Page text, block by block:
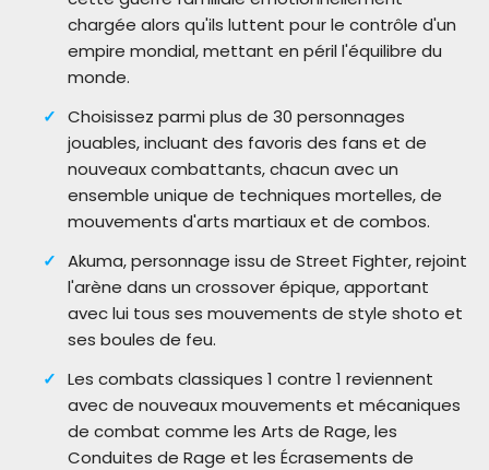
chargée alors qu'ils luttent pour le contrôle d'un
empire mondial, mettant en péril l'équilibre du
monde.
Choisissez parmi plus de 30 personnages
jouables, incluant des favoris des fans et de
nouveaux combattants, chacun avec un
ensemble unique de techniques mortelles, de
mouvements d'arts martiaux et de combos.
Akuma, personnage issu de Street Fighter, rejoint
l'arène dans un crossover épique, apportant
avec lui tous ses mouvements de style shoto et
ses boules de feu.
Les combats classiques 1 contre 1 reviennent
avec de nouveaux mouvements et mécaniques
de combat comme les Arts de Rage, les
Conduites de Rage et les Écrasements de